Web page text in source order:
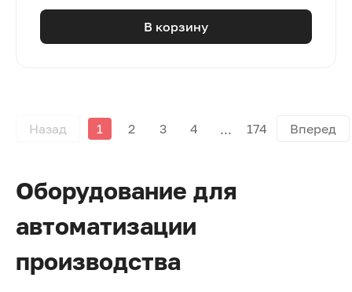
В корзину
Назад 1 2 3 4 174 Вперед
Оборудование для
автоматизации
производства